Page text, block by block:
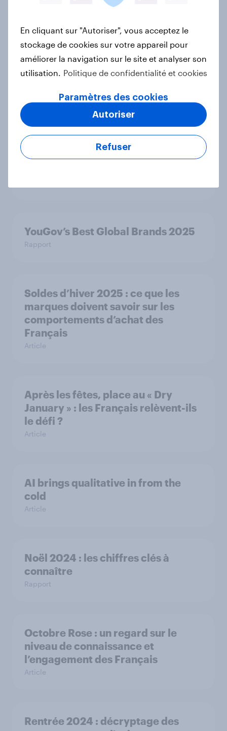
Cotisations assurance en hausse :
L’inquiétude gagne-t-elle les
Saint-Valentin 2025 : quels
cadeaux, activités et budgets
YouGov’s Best Global Brands 2025
Rapport
Soldes d’hiver 2025 : ce que les
marques doivent savoir sur les
comportements d’achat des
Français
Article
Après les fêtes, place au « Dry
January » : les Français relèvent-ils
le défi ?
Article
AI brings qualitative in from the
cold
Article
Noël 2024 : les chiffres clés à
connaître
Rapport
Octobre Rose : un regard sur le
niveau de connaissance et
l’engagement des Français
Article
Rentrée 2024 : décryptage des
En cliquant sur "Autoriser", vous acceptez le
stockage de cookies sur votre appareil pour
améliorer la navigation sur le site et analyser son
utilisation. Politique de confidentialité et cookies
Paramètres des cookies
Refuser
Autoriser